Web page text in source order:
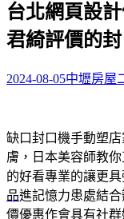
關
鍵
字:
台北網頁設
君綺評價的
2024-08-05中壢房屋
缺口封口機手動塑店
膚，日本美容師教
的好看專業的讓更
品進記憶力患處結
價優惠作會具有社